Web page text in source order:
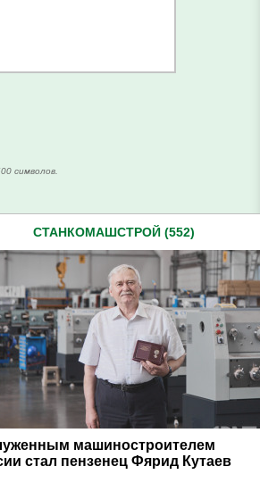
символов.
СТАНКОМАШСТРОЙ (552)
машиностроителем
стал пензенец Фярид Кутаев